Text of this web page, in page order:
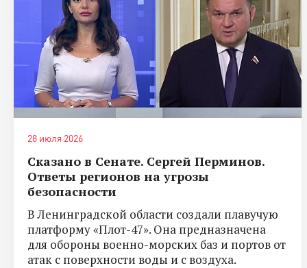
28 июля 2026
Сказано в Сенате. Сергей Перминов.
Ответы регионов на угрозы
безопасности
В Ленинградской области создали плавучую
платформу «Плот-47». Она предназначена
для обороны военно-морских баз и портов от
атак с поверхности воды и с воздуха.